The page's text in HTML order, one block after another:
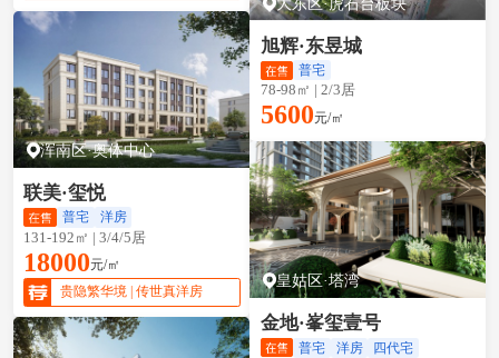
浑南区·奥体中心
联美·玺悦
普宅 洋房
131-192㎡ | 3/4/5居
18000元/㎡
贵隐繁华境 | 传世真洋房
旭辉·东昱城
普宅
78-98㎡ | 2/3居
5600元/㎡
皇姑区·塔湾
金地·峯玺壹号
普宅 洋房 四代宅